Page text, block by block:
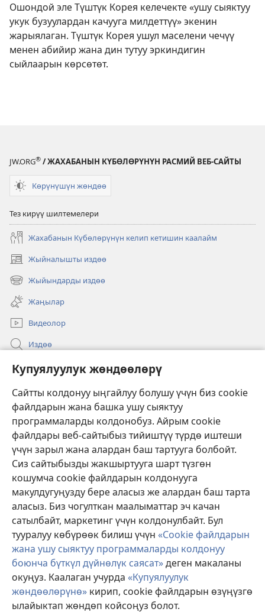
Купуялуулук жөндөөлөрү
Сайтты колдонуу ыңгайлуу болушу үчүн биз cookie
файлдарын жана башка ушу сыяктуу
программаларды колдонобуз. Айрым cookie
файлдары веб-сайтыбыз тийиштүү түрдө иштеши
үчүн зарыл жана алардан баш тартууга болбойт.
Сиз сайтыбызды жакшыртууга шарт түзгөн
кошумча cookie файлдарын колдонууга
макулдугуңузду бере аласыз же алардан баш тарта
аласыз. Биз чогулткан маалыматтар эч качан
сатылбайт, маркетинг үчүн колдонулбайт. Бул
тууралуу көбүрөөк билиш үчүн «Cookie файлдарын
жана ушу сыяктуу программаларды колдонуу
боюнча бүткүл дүйнөлүк саясат»деген макаланы
окуңуз. Каалаган учурда «Купуялуулук
жөндөөлөрүнө» кирип, cookie файлдарын өзүңүзгө
ылайыктап жөндөп койсоңуз болот.
Ошондой эле Түштүк Корея келечекте «ушу сыяктуу
укук бузуулардан качууга милдеттүү» экенин
жарыялаган. Түштүк Корея ушул маселени чечүү
менен абийир жана дин тутуу эркиндигин
сыйлаарын көрсөтөт.
JW.ORG® / ЖАХАБАНЫН КҮБӨЛӨРҮНҮН РАСМИЙ ВЕБ-САЙТЫ
Көрүнүшүн жөндөө
Тез кирүү шилтемелери
Жахабанын Күбөлөрүнүн келип кетишин каалайм
Жыйналышты издөө
(жаңы
терезе
ачат)
Жыйындарды издөө
(жаңы
терезе
ачат)
Жаңылар
Видеолор
Издөө
Бийлик өкүлдөрү үчүн маалымат
Тартуулар
(жаңы
терезе
ачат)
ОНЛАЙН КИТЕПКАНА
(жаңы
терезе
ачат) JW Hub
(жаңы
терезе
ачат) JW Library
Watchtower Library
Copyright© 2026 Watch Tower Bible and Tract Society of Pennsylvania.
КОЛДОНУУ ШАРТТАРЫ
КУПУЯЛУУЛУК САЯСАТЫ